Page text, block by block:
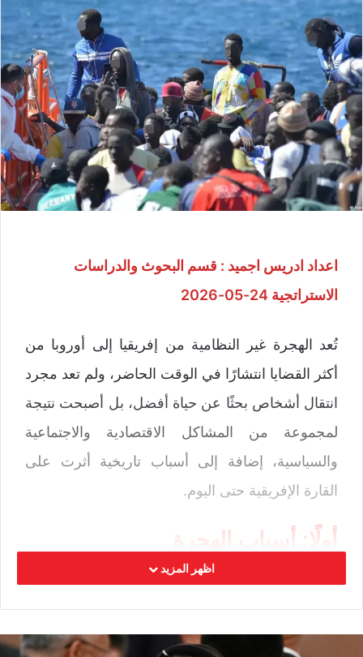
اعداد ادريس اجميد : قسم البحوث والدراسات
الاستراتجية 24-05-2026
تُعد الهجرة غير النظامية من إفريقيا إلى أوروبا من
أكثر القضايا انتشارًا في الوقت الحاضر، ولم تعد مجرد
انتقال أشخاص بحثًا عن حياة أفضل، بل أصبحت نتيجة
لمجموعة من المشاكل الاقتصادية والاجتماعية
والسياسية، إضافة إلى أسباب تاريخية أثرت على
القارة الإفريقية حتى اليوم.
أولًا: أسباب الهجرة
تدفع عدة عوامل الشباب في إفريقيا إلى الهجرة،
أهمها الفقر والبطالة وقلة فرص العمل، إضافة إلى
ضعف الخدمات الأساسية مثل التعليم والصحة، وهو
اظهر المزيد